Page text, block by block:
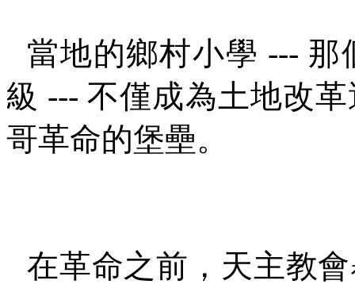
當地的鄉村小學 --- 那
級 ---不僅成為土地改
哥革命的堡壘。
在革命之前，天主教